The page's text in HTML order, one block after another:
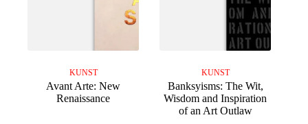
KUNST
Avant Arte: New
Renaissance
KUNST
Banksyisms: The Wit,
Wisdom and Inspiration
of an Art Outlaw